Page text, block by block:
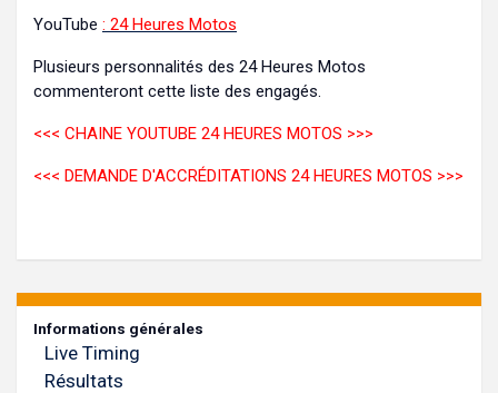
YouTube : 24 Heures Motos
Plusieurs personnalités des 24 Heures Motos
commenteront cette liste des engagés.
<<< CHAINE YOUTUBE 24 HEURES MOTOS >>>
<<< DEMANDE D'ACCRÉDITATIONS 24 HEURES MOTOS >>>
Informations générales
Live Timing
Résultats